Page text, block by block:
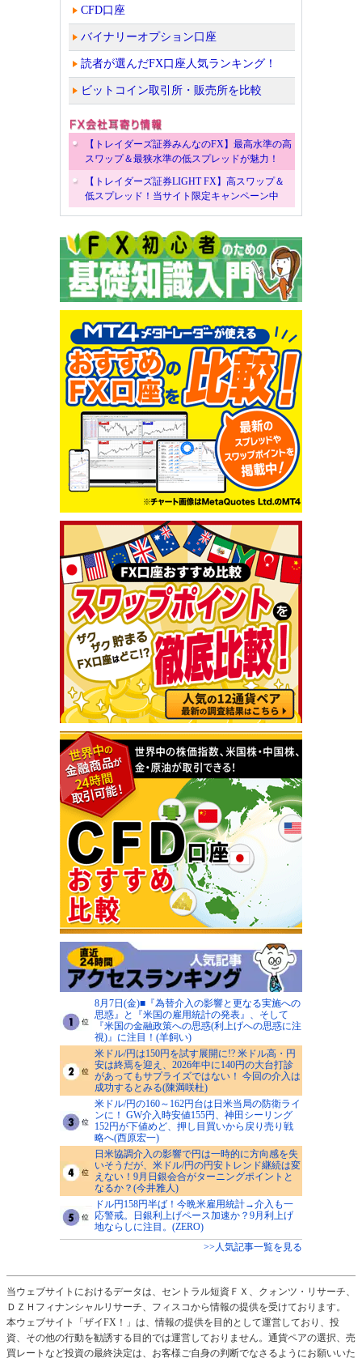
CFD口座
バイナリーオプション口座
読者が選んだFX口座人気ランキング！
ビットコイン取引所・販売所を比較
【トレイダーズ証券みんなのFX】最高水準の高
スワップ＆最狭水準の低スプレッドが魅力！
【トレイダーズ証券LIGHT FX】高スワップ＆
低スプレッド！当サイト限定キャンペーン中
8月7日(金)■『為替介入の影響と更なる実施への
思惑』と『米国の雇用統計の発表』、そして
『米国の金融政策への思惑(利上げへの思惑に注
視)』に注目！(羊飼い)
米ドル/円は150円を試す展開に!? 米ドル高・円
安は終焉を迎え、2026年中に140円の大台打診
があってもサプライズではない！ 今回の介入は
成功するとみる(陳満咲杜)
米ドル/円の160～162円台は日米当局の防衛ライ
ンに！ GW介入時安値155円、神田シーリング
152円が下値めど、押し目買いから戻り売り戦
略へ(西原宏一)
日米協調介入の影響で円は一時的に方向感を失
いそうだが、米ドル/円の円安トレンド継続は変
えない！9月日銀会合がターニングポイントと
なるか？(今井雅人)
ドル円158円半ば！今晩米雇用統計→介入も一
応警戒。日銀利上げペース加速か？9月利上げ
地ならしに注目。(ZERO)
>>人気記事一覧を見る
当ウェブサイトにおけるデータは、セントラル短資ＦＸ、クォンツ・リサーチ、
ＤＺＨフィナンシャルリサーチ、フィスコから情報の提供を受けております。
本ウェブサイト「ザイFX！」は、情報の提供を目的として運営しており、投
資、その他の行動を勧誘する目的では運営しておりません。通貨ペアの選択、売
買レートなど投資の最終決定は、お客様ご自身の判断でなさるようにお願いいた